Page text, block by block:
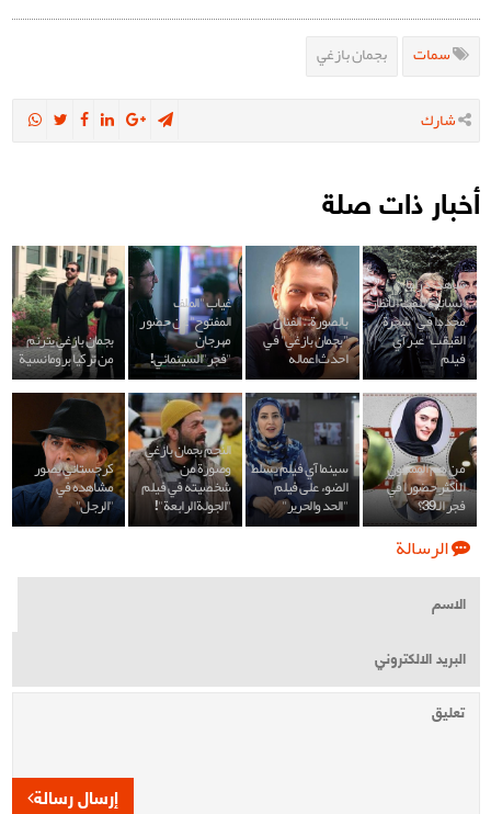
سمات بجمان بازغي
شارك
أخبار ذات صلة
شاهد: دراما
إنسانية تلفت الأنظار
مجددا في "شجرة
القيقب" عبر آي
فيلم
بالصورة.. الفنان
"بجمان بازغي" في
احدث اعماله
غياب "الملف
المفتوح" عن حضور
مهرجان
"فجر"السينمائي!
بجمان بازغي يترنم
من تركيا برومانسية
من هم الممثلون
الأكثر حضورا في
فجر الـ39؟
سينما آي فيلم يسلط
الضوء على فيلم
"الحد والحرير"
النجم بجمان بازغي
وصورة من
شخصيته في فيلم
"الجولة الرابعة"!
كرجستاني يصور
مشاهده في
"الرجل"
الرسالة
إرسال رسالة